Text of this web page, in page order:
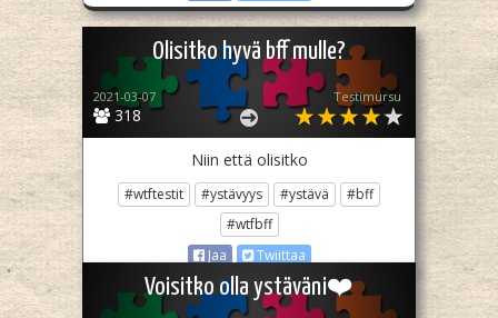
Olisitko hyvä bff mulle?
318
2021-03-07 Testimursu
Niin että olisitko
#wtftestit #ystävyys #ystävä
#bff
#wtfbff
Jaa
Twiittaa
Voisitko olla ystäväni❤️